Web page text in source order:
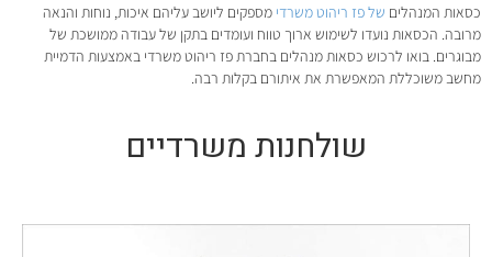
כסאות המנהלים של פז ריהוט משרדי מספקים ליושב עליהם איכות, נוחות והנאה
מרובה. הכסאות נועדו לשימוש ארוך טווח ועומדים בתקן של עבודה ממושכת של
מבוגרים. בואו לרכוש כסאות מנהלים בחברת פז ריהוט משרדי באמצעות הדמיית
מחשב משוכללת המאפשרת את איתורם בקלות רבה.
שולחנות משרדיים